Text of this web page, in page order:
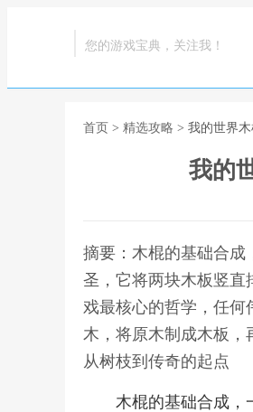
您的游戏宝典，关注我！
首页 > 精选攻略 > 我的世界
我的
摘要：木棍的基础合成
圣，它将两块木板竖直
戏最核心的哲学，任何
木，将原木制成木板，
从树枝到传奇的起点
木棍的基础合成，